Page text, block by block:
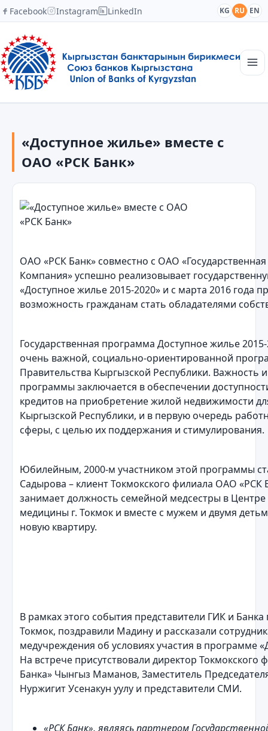
Facebook Instagram LinkedIn KG RU EN
Новости
Академия
Члены и партнеры
Сотрудничество
Контакты
«Доступное жилье» вместе с
ОАО «РСК Банк»
ОАО «РСК Банк» совместно с ОАО
Компания» успешно реализовывает
«Доступное жилье 2015-2020» и с марта 2016 года
возможность гражданам стать обладателями
Государственная программа Доступное жилье 2015-
очень важной, социально-ориентированной
Правительства Кыргызской Республики. Важность
программы заключается в обеспечении
кредитов на приобретение жилой недвижимости
Кыргызской Республики, и в первую очередь
сферы, с целью их поддержания и стимулирования.
Юбилейным, 2000-м участником этой программы
Садырова – клиент Токмокского филиала ОАО «РСК
занимает должность семейной медсестры в
медицины г. Токмок и вместе с мужем и двумя
новую квартиру.
В рамках этого события представители ГИК и
Токмок, поздравили Мадину и рассказали
медучреждения об условиях участия в программе
На встрече присутствовали директор Токмокского
Банка» Чынгыз Маманов, Заместитель
Нуржигит Усенакун уулу и представители СМИ.
«РСК Банк», являясь партнером